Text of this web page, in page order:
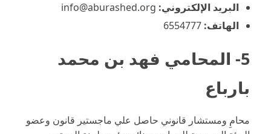
البريد الإلكتروني:
الهاتف:
5- المحامي فهد بن محمد
بارباع
محامِ ومستشار قانوني حاصل علي ماجستير قانون وعضو